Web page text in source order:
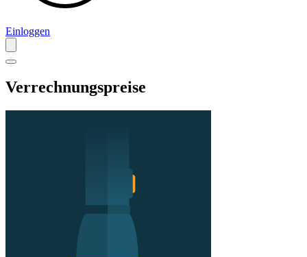
Einloggen
Verrechnungspreise